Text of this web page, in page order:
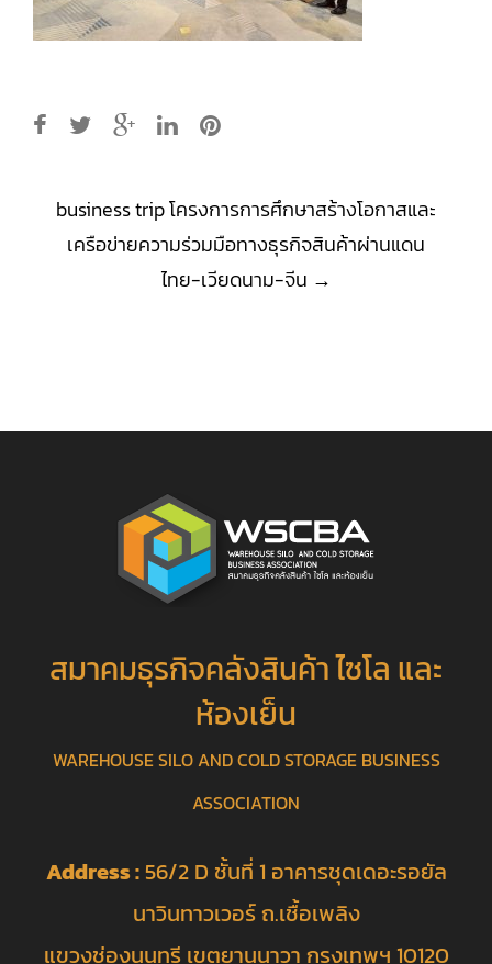
Post
navigation
business trip โครงการการศึกษาสร้างโอกาสและ
เครือข่ายความร่วมมือทางธุรกิจสินค้าผ่านแดน
ไทย-เวียดนาม-จีน →
สมาคมธุรกิจคลังสินค้า ไซโล และ
ห้องเย็น
WAREHOUSE SILO AND COLD STORAGE BUSINESS
ASSOCIATION
Address :56/2 D ชั้นที่ 1 อาคารชุดเดอะรอยัล
นาวินทาวเวอร์ ถ.เชื้อเพลิง
แขวงช่องนนทรี เขตยานนาวา กรุงเทพฯ 10120